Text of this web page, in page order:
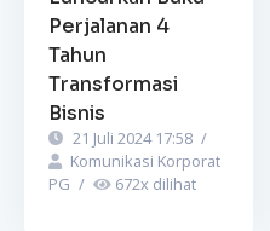
Perjalanan 4
Tahun
Transformasi
Bisnis
21 Juli 2024 17:58 /
Komunikasi Korporat
PG / 672x dilihat